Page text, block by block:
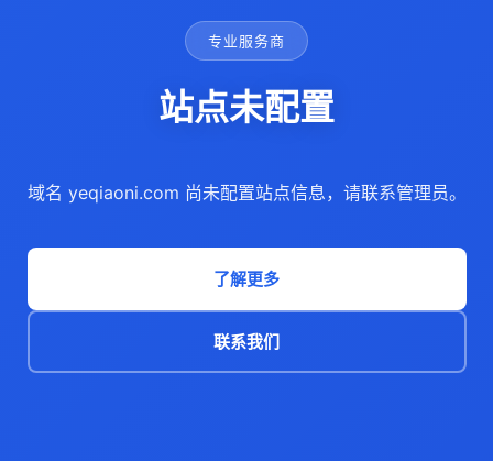
专业服务商
站点未配置
域名 yeqiaoni.com 尚未配置站点信息，请联系管理员。
了解更多
联系我们